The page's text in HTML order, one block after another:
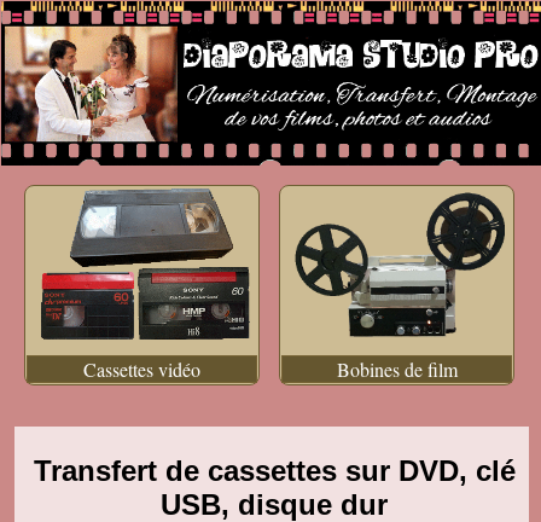
Cassettes vidéo Bobines de film
Transfert de cassettes sur DVD, clé
USB, disque dur